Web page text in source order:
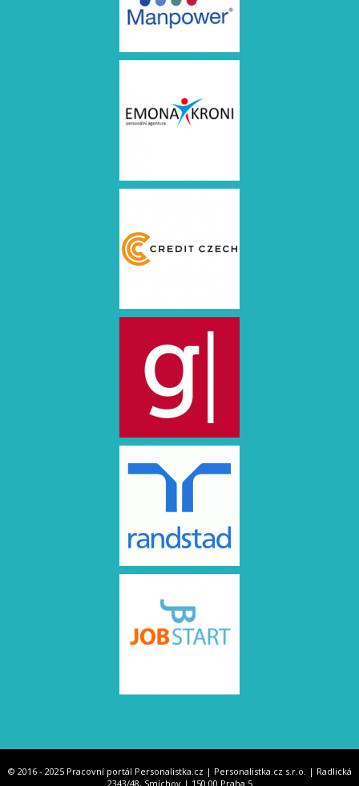
© 2016 - 2025 Pracovní portál Personalistka.cz | Personalistka.cz s.r.o. | Radlická
2343/48, Smíchov | 150 00 Praha 5